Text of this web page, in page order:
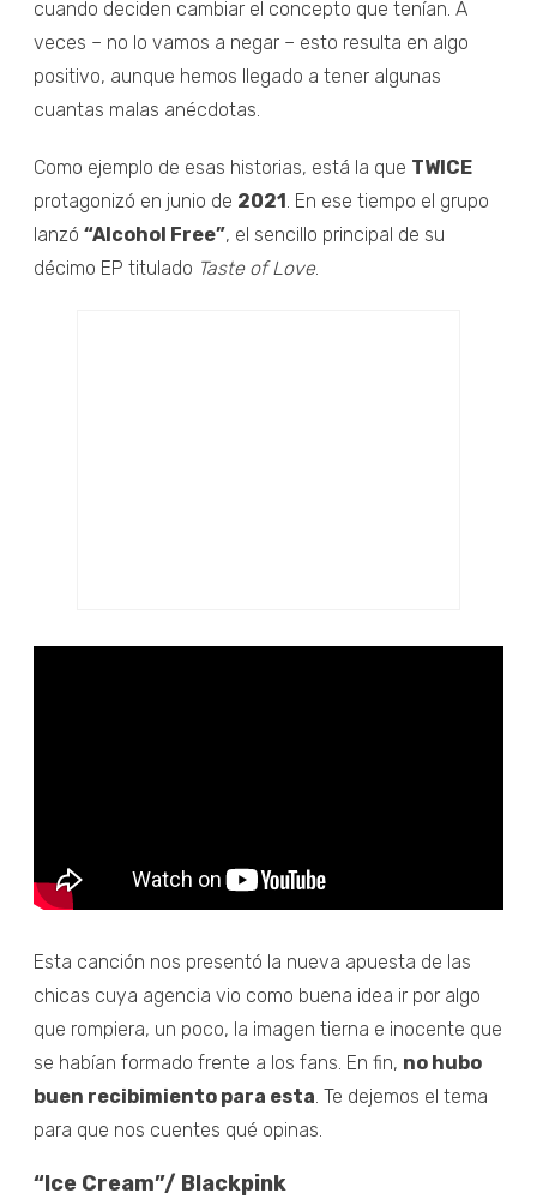
cuando deciden cambiar el concepto que tenían. A
veces – no lo vamos a negar – esto resulta en algo
positivo, aunque hemos llegado a tener algunas
cuantas malas anécdotas.
Como ejemplo de esas historias, está la que TWICE
protagonizó en junio de 2021 . En ese tiempo el grupo
lanzó “Alcohol Free”, el sencillo principal de su
décimo EP titulado Taste of Love.
Esta canción nos presentó la nueva apuesta de las
chicas cuya agencia vio como buena idea ir por algo
que rompiera, un poco, la imagen tierna e inocente que
se habían formado frente a los fans. En fin, no hubo
buen recibimiento para esta. Te dejemos el tema
para que nos cuentes qué opinas.
“Ice Cream”/ Blackpink